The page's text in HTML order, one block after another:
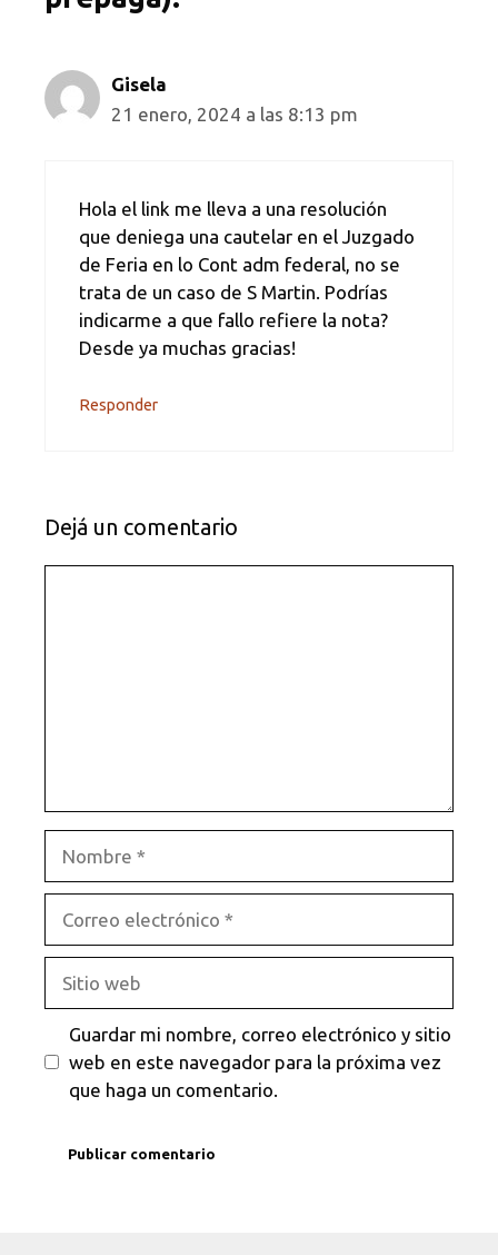
Gisela
21 enero, 2024 a las 8:13 pm
Hola el link me lleva a una resolución
que deniega una cautelar en el Juzgado
de Feria en lo Cont adm federal, no se
trata de un caso de S Martin. Podrías
indicarme a que fallo refiere la nota?
Desde ya muchas gracias!
Responder
Dejá un comentario
electrónico
web
Guardar mi nombre, correo electrónico y sitio
web en este navegador para la próxima vez
que haga un comentario.